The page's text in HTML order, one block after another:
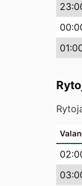
23
00
01
02
03